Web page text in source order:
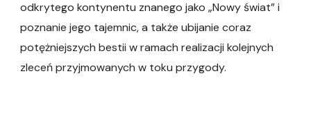
odkrytego kontynentu znanego jako „Nowy świat” i
poznanie jego tajemnic, a także ubijanie coraz
potężniejszych bestii w ramach realizacji kolejnych
zleceń przyjmowanych w toku przygody.